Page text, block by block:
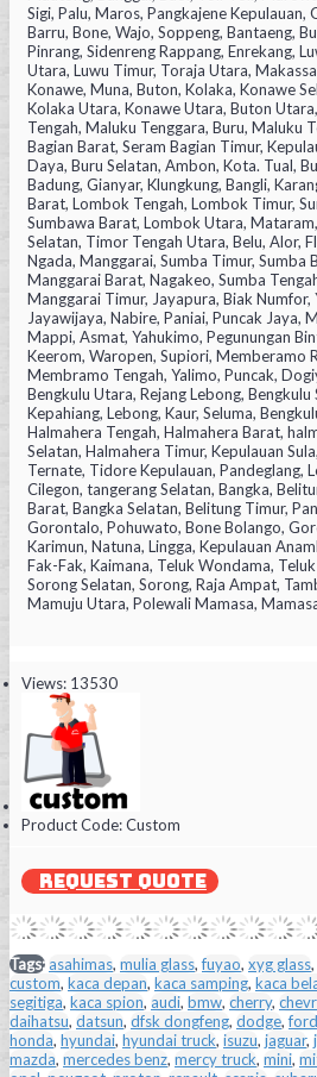
Sigi, Palu, Maros, Pangkajene Kepulauan,
Barru, Bone, Wajo, Soppeng, Bantaeng,
Pinrang, Sidenreng Rappang, Enrekang,
Utara, Luwu Timur, Toraja Utara,
Konawe, Muna, Buton, Kolaka, Konawe
Kolaka Utara, Konawe Utara, Buton
Tengah, Maluku Tenggara, Buru, Maluku
Bagian Barat, Seram Bagian Timur,
Daya, Buru Selatan, Ambon, Kota. Tual,
Badung, Gianyar, Klungkung, Bangli,
Barat, Lombok Tengah, Lombok Timur,
Sumbawa Barat, Lombok Utara,
Selatan, Timor Tengah Utara, Belu, Alor,
Ngada, Manggarai, Sumba Timur, Sumba
Manggarai Barat, Nagakeo, Sumba
Manggarai Timur, Jayapura, Biak
Jayawijaya, Nabire, Paniai, Puncak Jaya,
Mappi, Asmat, Yahukimo, Pegunungan
Keerom, Waropen, Supiori, Memberamo
Membramo Tengah, Yalimo, Puncak,
Bengkulu Utara, Rejang Lebong,
Kepahiang, Lebong, Kaur, Seluma,
Halmahera Tengah, Halmahera Barat,
Selatan, Halmahera Timur, Kepulauan
Ternate, Tidore Kepulauan, Pandeglang,
Cilegon, tangerang Selatan, Bangka,
Barat, Bangka Selatan, Belitung Timur,
Gorontalo, Pohuwato, Bone Bolango,
Karimun, Natuna, Lingga, Kepulauan
Fak-Fak, Kaimana, Teluk Wondama,
Sorong Selatan, Sorong, Raja Ampat,
Mamuju Utara, Polewali Mamasa,
Views: 13530
Product Code:Custom
REQUEST QUOTE
Tags:asahimas, mulia glass,fuyao, xyg glass,
custom, kaca depan, kaca samping, kaca
segitiga, kaca spion, audi, bmw, cherry,
daihatsu, datsun, dfsk dongfeng, dodge,ford
honda, hyundai, hyundai truck, isuzu, jaguar,
mazda, mercedes benz, mercy truck, mini,